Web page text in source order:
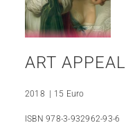
ART
2018 | 15 Euro
ISBN 978-3-932962-93-6